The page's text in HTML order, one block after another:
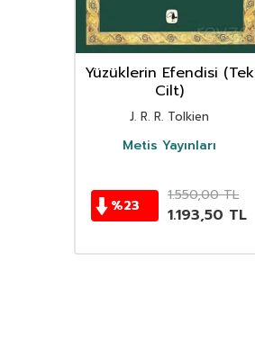
Yüzüklerin Efendisi (Tek
Cilt)
J. R. R. Tolkien
Metis Yayınları
%23
1.550,00TL
1.193,50 TL